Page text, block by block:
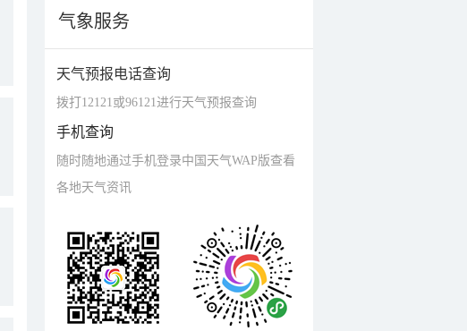
气象服务
天气预报电话查询
拨打12121或96121进行天气预报查询
手机查询
随时随地通过手机登录中国天气WAP版查看
各地天气资讯